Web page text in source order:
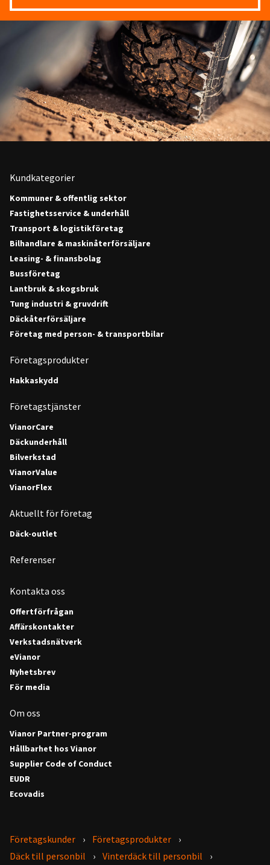
Kundkategorier
Kommuner & offentlig sektor
Fastighetsservice & underhåll
Transport & logistikföretag
Bilhandlare & maskinåterförsäljare
Leasing- & finansbolag
Bussföretag
Lantbruk & skogsbruk
Tung industri & gruvdrift
Däckåterförsäljare
Företag med person- & transportbilar
Företagsprodukter
Hakkaskydd
Företagstjänster
VianorCare
Däckunderhåll
Bilverkstad
VianorValue
VianorFlex
Aktuellt för företag
Däck-outlet
Referenser
Kontakta oss
Offertförfrågan
Affärskontakter
Verkstadsnätverk
eVianor
Nyhetsbrev
För media
Om oss
Vianor Partner-program
Hållbarhet hos Vianor
Supplier Code of Conduct
EUDR
Ecovadis
Företagskunder
Företagsprodukter
Däck till personbil
Vinterdäck till personbil